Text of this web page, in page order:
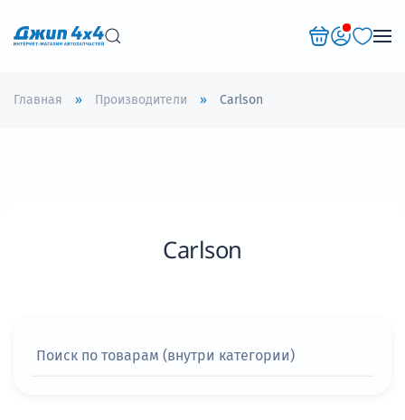
Перейти к содержимому
Главная Производители Carlson
Carlson